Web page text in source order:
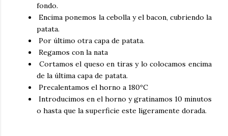
fondo.
Encima ponemos la cebolla y el bacon, cubriendo la
patata.
Por último otra capa de patata.
Regamos con la nata
Cortamos el queso en tiras y lo colocamos encima
de la última capa de patata.
Precalentamos el horno a 180ºC
Introducimos en el horno y gratinamos 10 minutos
o hasta que la superficie este ligeramente dorada.